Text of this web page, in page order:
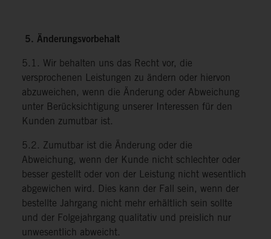
5. Änderungsvorbehalt
5.1. Wir behalten uns das Recht vor, die
versprochenen Leistungen zu ändern oder hiervon
abzuweichen, wenn die Änderung oder Abweichung
unter Berücksichtigung unserer Interessen für den
Kunden zumutbar ist.
5.2. Zumutbar ist die Änderung oder die
Abweichung, wenn der Kunde nicht schlechter oder
besser gestellt oder von der Leistung nicht wesentlich
abgewichen wird. Dies kann der Fall sein, wenn der
bestellte Jahrgang nicht mehr erhältlich sein sollte
und der Folgejahrgang qualitativ und preislich nur
unwesentlich abweicht.